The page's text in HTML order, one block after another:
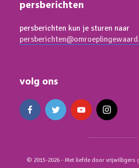
persberichten
persberichten kun je sturen naar
volg ons
© 2015-2026 - Met liefde door vrijwilligers